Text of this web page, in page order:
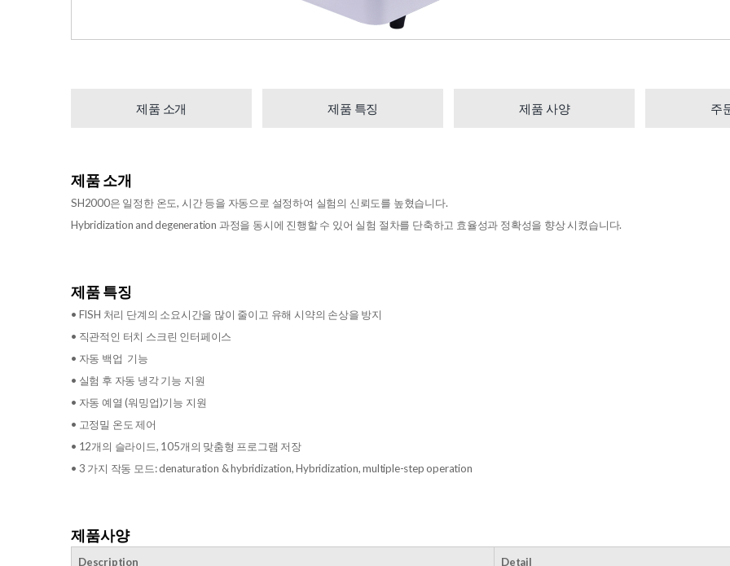
제품 소개 제품 특징 제품 사양 주
제품 소개
SH2000은 일정한 온도, 시간 등을 자동으로 설정하여 실험의 신뢰도를 높혔습니다.
Hybridization and degeneration 과정을 동시에 진행할 수 있어 실험 절차를 단축하고 효율성과 정확성을 향상 시켰습니다.
제품 특징
• FISH 처리 단계의 소요시간을 많이 줄이고 유해 시약의 손상을 방지
• 직관적인 터치 스크린 인터페이스
• 자동 백업 기능
• 실험 후 자동 냉각 기능 지원
• 자동 예열 (워밍업)기능 지원
• 고정밀 온도 제어
• 12개의 슬라이드, 105개의 맞춤형 프로그램 저장
• 3 가지 작동 모드: denaturation & hybridization, Hybridization, multiple-step operation
제품사양
Description Detail